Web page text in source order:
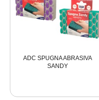
ADC SPUGNA ABRASIVA
SANDY